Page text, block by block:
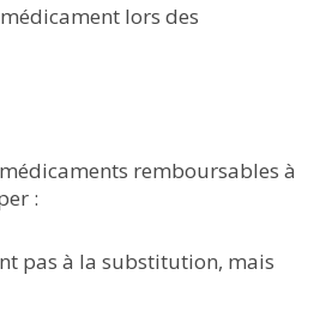
lors des
remboursables à
:
pas à la substitution, mais